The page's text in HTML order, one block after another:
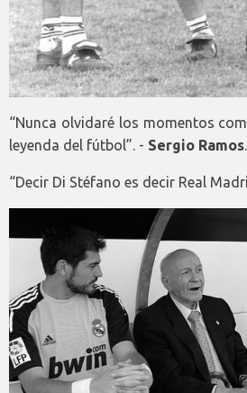
“Nunca olvidaré los momentos
leyenda del fútbol”. - Sergio Ramos.
“Decir Di Stéfano es decir Real